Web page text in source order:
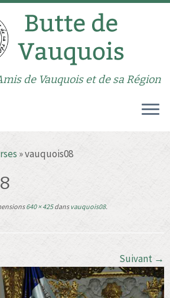
de Vauquois et de sa Région
»vauquois08
640 × 425dansvauquois08.
Suivant →